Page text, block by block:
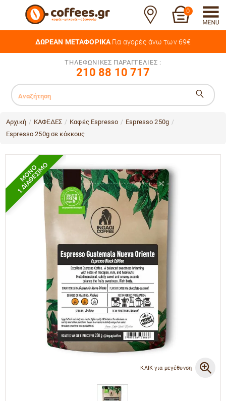
0
ΔΩΡΕΑΝ ΜΕΤΑΦΟΡΙΚΑ Για αγορές άνω των 69€
ΤΗΛΕΦΩΝΙΚΕΣ ΠΑΡΑΓΓΕΛΙΕΣ :
210 88 10 717
Αρχική / ΚΑΦΕΔΕΣ / Καφές Espresso / Espresso 250g /
Espresso 250g σε κόκκους
ΚΛΙΚ για μεγέθυνση
ΜΟΝΟ
1 ΔΙΑΘΕΣΙΜΟ